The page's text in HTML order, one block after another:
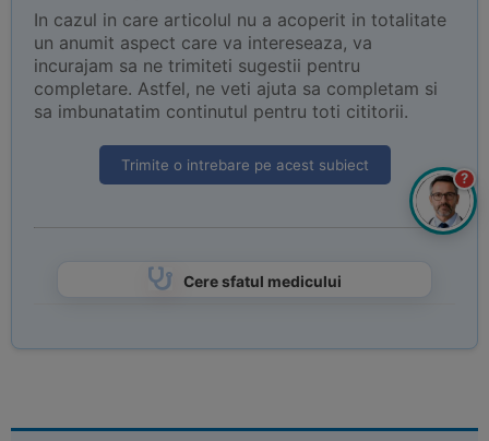
In cazul in care articolul nu a acoperit in totalitate
un anumit aspect care va intereseaza, va
incurajam sa ne trimiteti sugestii pentru
completare. Astfel, ne veti ajuta sa completam si
sa imbunatatim continutul pentru toti cititorii.
Trimite o intrebare pe acest subiect
Cere sfatul medicului
?